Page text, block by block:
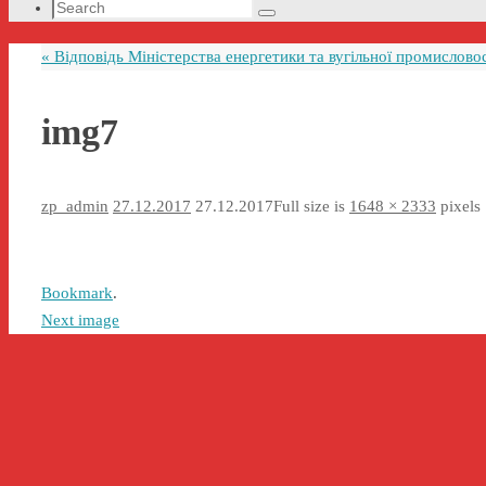
Search
Search
« Відповідь Міністерства енергетики та вугільної
img7
zp_admin 27.12.2017 27.12.2017Full size is 1648 × 2333 pixels
Bookmark.
Next image